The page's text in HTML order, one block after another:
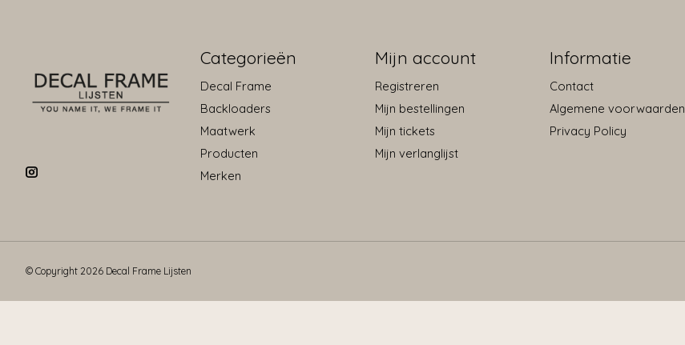
Categorieën
Decal Frame
Backloaders
Maatwerk
Producten
Merken
Mijn account
Registreren
Mijn bestellingen
Mijn tickets
Mijn verlanglijst
Informatie
Contact
Algemene voorwaarden
Privacy Policy
© Copyright 2026 Decal Frame Lijsten